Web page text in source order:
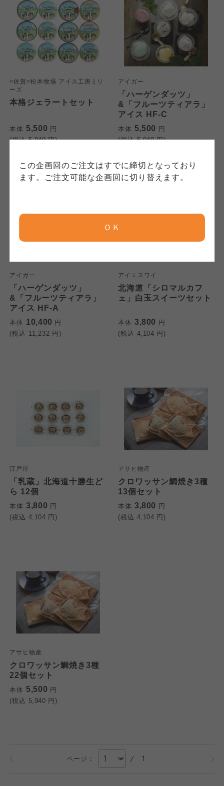
この企画回のご注文はすでに締切となっており
ます。ご注文可能な企画回に切り替えます。
ＯＫ
<佐賀>松本牧場 アイス工房ミリ
ーズ
本格ジェラートセット
本体 5,500 円
(税込5,940円)
アイガー
「ハーゲンダッツ」
&「フルーツティアラ」
アイス HF-C
本体 5,500 円
(税込5,940円)
アイガー
「ハーゲンダッツ」
&「フルーツティアラ」
アイス HF-A
本体 10,400 円
(税込 11,232 円)
アイエスワイ
北海道「シロマルカフ
ェ」白玉スイーツセット
本体 3,800 円
(税込 4,104 円)
江戸屋
「乳蔵」北海道十勝生ど
ら 12個
本体 3,800 円
(税込 4,104 円)
アサヒ物産
クロワッサン鯛焼き3種
13個セット
本体 3,800 円
(税込 4,104 円)
アサヒ物産
クロワッサン鯛焼き3種
22個セット
本体 5,500 円
(税込 5,940 円)
ページ： / 1
ご利用約款（ご利用規約・ご利
用規程）について
このサイトは7つの生協から業務委託を受けて、
身が加入されている生協が定める利用約款をご
確認のうえ、ご利用ください。なお、クチコミ
投稿については、利用約款の細則として規定さ
れています。
コープしが
ならコープ
よどがわ市民生協
大阪いずみ市民生協
個人情報保護方針について
このサイトは7つの生協から業務委託を受けて、
コープきんき事業連合が運営しています。お預
かりしている個人情報については、コープ事業
にもどづいて、コープ事業連合が適切に管理を
おこなっています。
コープ事業連合、ならびに各生協の「個人情報
クしてご確認ください。
コープしが
ならコープ
おおさかパルコープ
特定商取引法に基づく表記につ
いて
このサイトは7つの生協から業務委託を受けて、
責任者は、それぞれご利用の生協となります。
各生協の「特定商取引法に基づく表記につい
て」については各生協のボタンをクリックして
ご確認ください。
コープしが
ならコープ
よどがわ市民生協
大阪いずみ市民生協